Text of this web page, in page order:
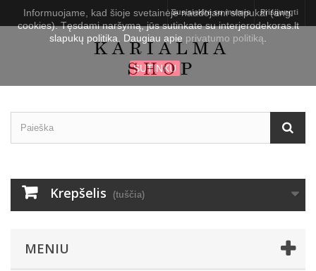
Prisijungti
Susisiekite su mumis
Krepšelis (tuščia)
MENIU
Informuojame, kad šioje svetainėje naudojami slapukai (ang.
cookies). Tęsdami naršymą, jūs sutinkate su interjerodekoras.lt
slapukų politika. Daugiau apie privatumo politiką
SUTINKU